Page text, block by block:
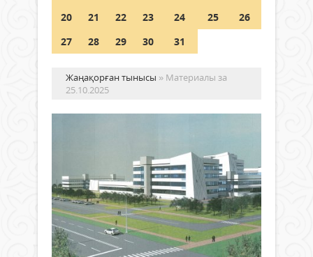
20
21 22 23 24 25
26
27
28 29 30 31
Жаңақорған тынысы » Материалы за
25.10.2025
Жаңалықтар
25 қазан
2025 ж.
2 122
0
Толығырақ